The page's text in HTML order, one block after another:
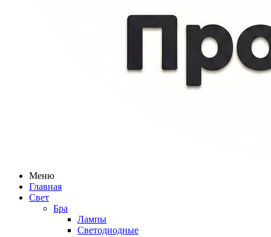
Меню
Главная
Свет
Бра
Лампы
Светодиодные